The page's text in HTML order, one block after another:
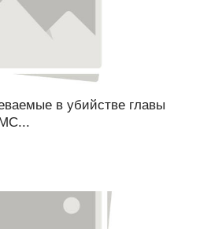
в убийстве главы